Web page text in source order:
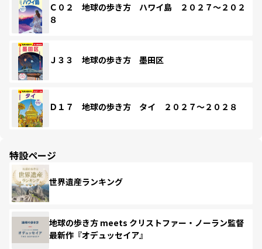
Ｃ０２ 地球の歩き方 ハワイ島 ２０２７～２０２
８
Ｊ３３ 地球の歩き方 墨田区
Ｄ１７ 地球の歩き方 タイ ２０２７～２０２８
特設ページ
世界遺産ランキング
地球の歩き方 meets クリストファー・ノーラン監督
最新作『オデュッセイア』